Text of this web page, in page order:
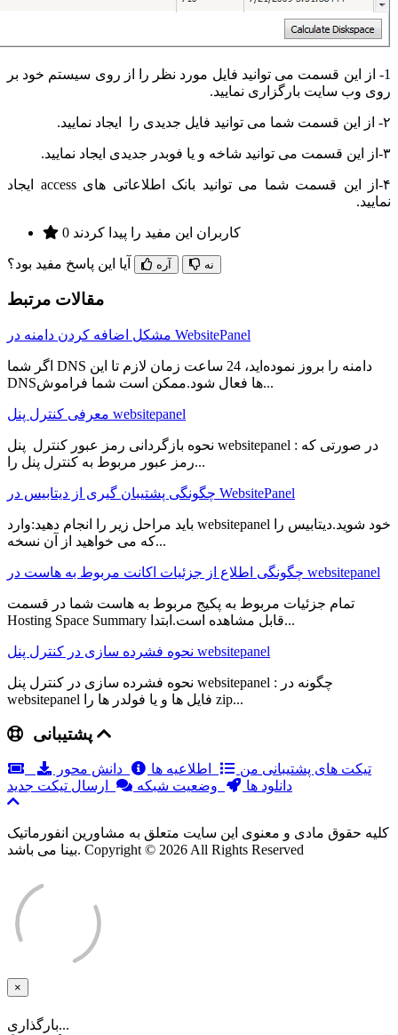
1- از این قسمت می توانید فایل مورد نظر را از روی سیستم خود بر
روی وب سایت بارگزاری نمایید.
۲- از این قسمت شما می توانید فایل جدیدی را ایجاد نمایید.
۳-از این قسمت می توانید شاخه و یا فوبدر جدیدی ایجاد نمایید.
۴-از این قسمت شما می توانید بانک اطلاعاتی های access ایجاد
نمایید.
0 کاربران این مفید را پیدا کردند
آره نه
مقالات مرتبط
مشکل اضافه کردن دامنه در WebsitePanel
اگر شما DNS دامنه را بروز نموده‌اید، 24 ساعت زمان لازم تا این
DNSها فعال شود.ممکن است شما فراموش...
معرفی کنترل پنل websitepanel
نحوه بازگردانی رمز عبور کنترل پنل websitepanel : در صورتی که
رمز عبور مربوط به کنترل پنل را...
چگونگی پشتیبان گیری از دیتابیس در WebsitePanel
باید مراحل زیر را انجام دهید:وارد websitepanel خود شوید.دیتابیس را
که می خواهید از آن نسخه...
چگونگی اطلاع از جزئیات اکانت مربوط به هاست در websitepanel
تمام جزئیات مربوط به پکیج مربوط به هاست شما در قسمت
Hosting Space Summary قابل مشاهده است.ابتدا...
نحوه فشرده سازی در کنترل پنل websitepanel
نحوه فشرده سازی در کنترل پنل websitepanel : چگونه در
websitepanel فایل ها و یا فولدر ها را zip...
تیکت های پشتیبانی من اطلاعیه ها
دانش محور
دانلود ها
وضعیت شبکه ارسال تیکت جدید
کلیه حقوق مادی و معنوی این سایت متعلق به مشاورین انفورماتیک
بینا می باشد. Copyright © 2026 All Rights Reserved
×
بستن
بارگذاری...